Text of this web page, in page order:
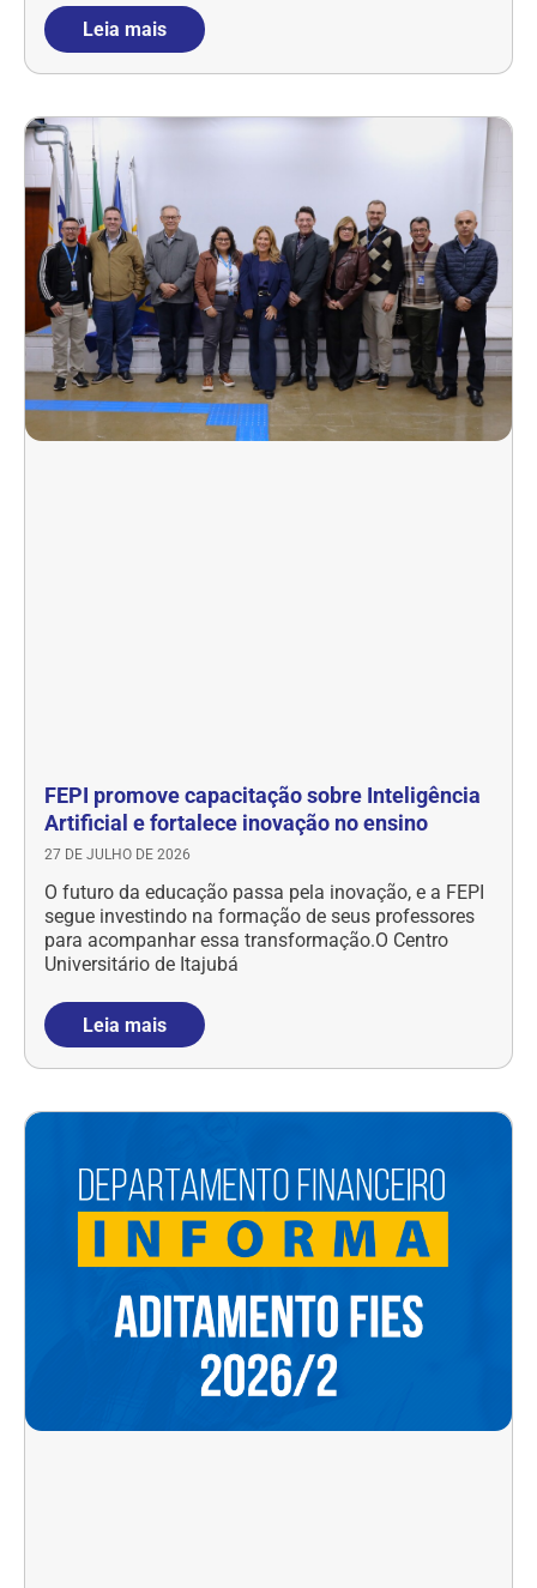
Leia mais
FEPI promove capacitação sobre Inteligência
Artificial e fortalece inovação no ensino
27 DE JULHO DE 2026
O futuro da educação passa pela inovação, e a FEPI
segue investindo na formação de seus professores
para acompanhar essa transformação.O Centro
Universitário de Itajubá
Leia mais